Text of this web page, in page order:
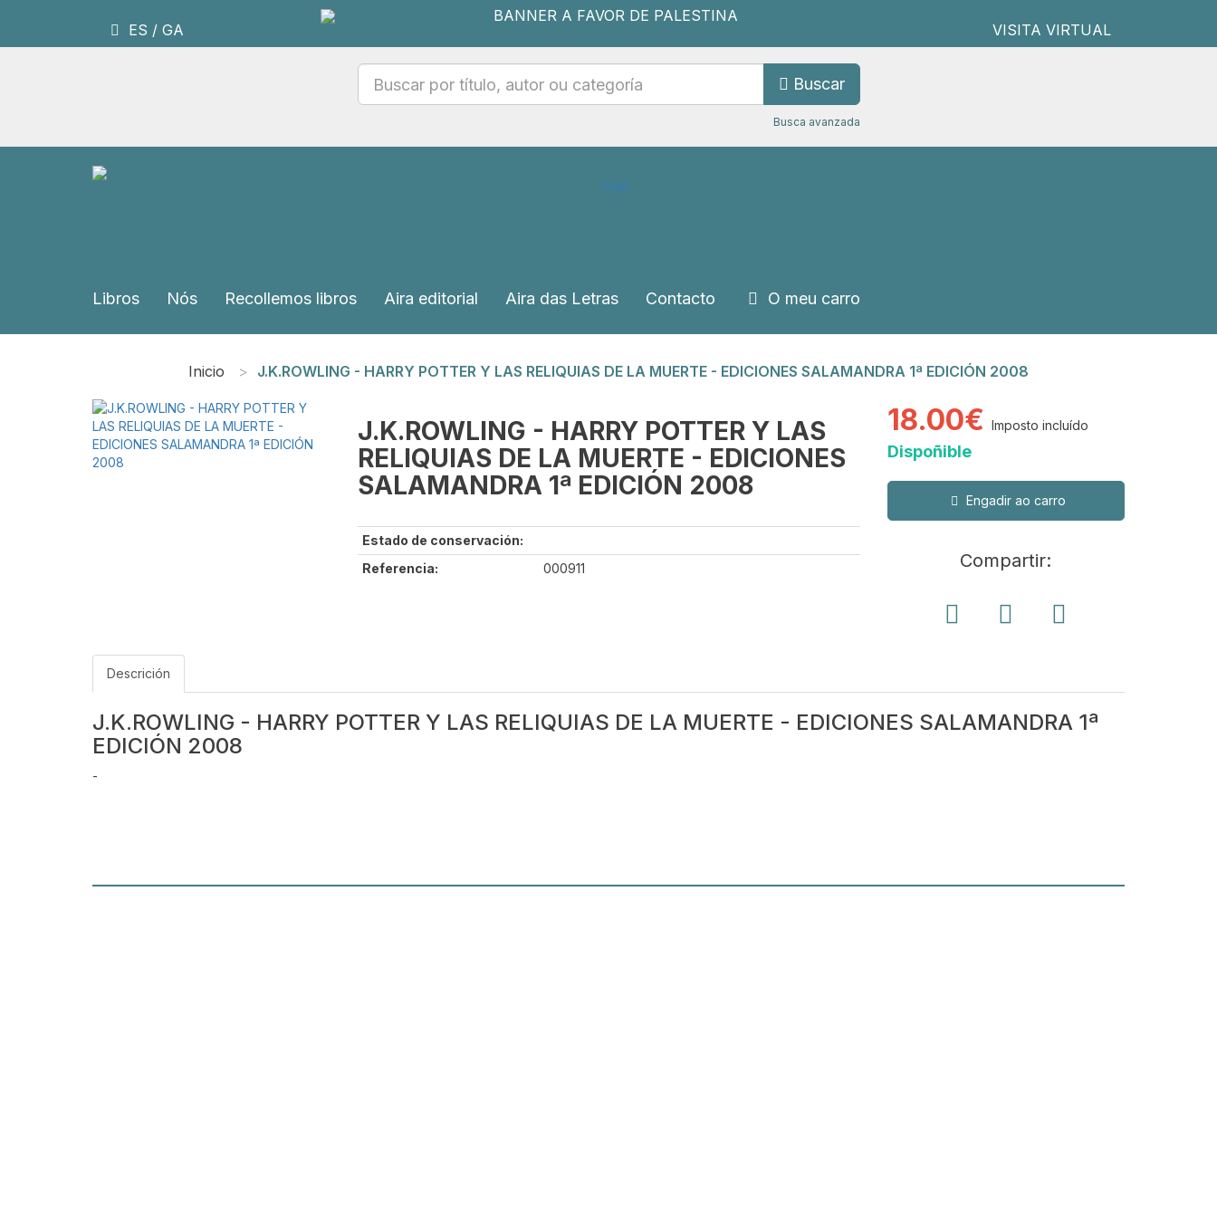
ES / GA VISITA VIRTUAL
Buscar
Busca avanzada
Libros Nós Recollemos libros Aira editorial Aira das Letras Contacto O meu carro
Inicio J.K.ROWLING - HARRY POTTER Y LAS RELIQUIAS DE LA MUERTE - EDICIONES SALAMANDRA 1ª EDICIÓN 2008
J.K.ROWLING - HARRY POTTER Y LAS
RELIQUIAS DE LA MUERTE - EDICIONES
SALAMANDRA 1ª EDICIÓN 2008
Estado de conservación:
Referencia:
000911
18.00€ Imposto incluído
Dispoñible
Engadir ao carro
Compartir:
Descrición
J.K.ROWLING - HARRY POTTER Y LAS RELIQUIAS DE LA MUERTE - EDICIONES SALAMANDRA 1ª
EDICIÓN 2008
-